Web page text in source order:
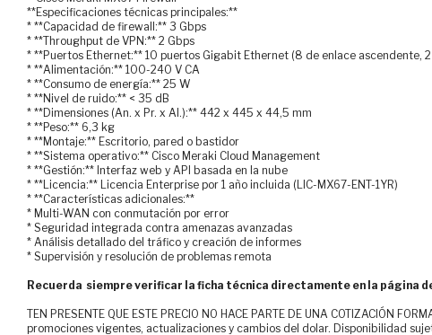
**Especificaciones técnicas principales:**
* **Capacidad de firewall:** 3 Gbps
* **Throughput de VPN:** 2 Gbps
* **Puertos Ethernet:** 10 puertos Gigabit Ethernet (8 de enlace ascendente,
* **Alimentación:** 100-240 V CA
* **Consumo de energía:** 25 W
* **Nivel de ruido:** < 35 dB
* **Dimensiones (An. x Pr. x Al.):** 442 x 445 x 44,5 mm
* **Peso:** 6,3 kg
* **Montaje:** Escritorio, pared o bastidor
* **Sistema operativo:** Cisco Meraki Cloud Management
* **Gestión:** Interfaz web y API basada en la nube
* **Licencia:** Licencia Enterprise por 1 año incluida (LIC-MX67-ENT-1YR)
* **Características adicionales:**
* Multi-WAN con conmutación por error
* Seguridad integrada contra amenazas avanzadas
* Análisis detallado del tráfico y creación de informes
* Supervisión y resolución de problemas remota
Recuerda siempre verificar la ficha técnica directamente en la página
TEN PRESENTE QUE ESTE PRECIO NO HACE PARTE DE UNA COTIZACIÓN
promociones vigentes, actualizaciones y cambios del dolar. Disponibilidad